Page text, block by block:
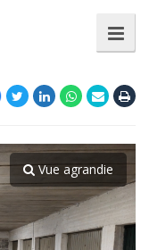
Vue agrandie